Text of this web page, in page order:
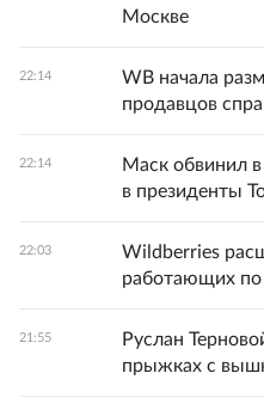
Москве
22:14
WB начала
продавцов
22:14
Маск обвинил
в президенты
22:03
Wildberries
работающих по
21:55
Руслан
прыжках с